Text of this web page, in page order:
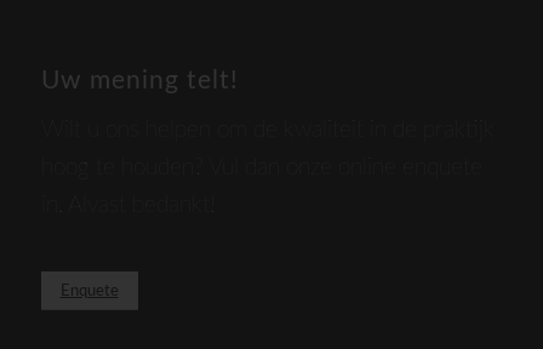
Uw mening telt!
hoog te houden? Vul dan onze online enquete
Enquete